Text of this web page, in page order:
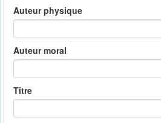
Auteur physique
Auteur moral
Titre